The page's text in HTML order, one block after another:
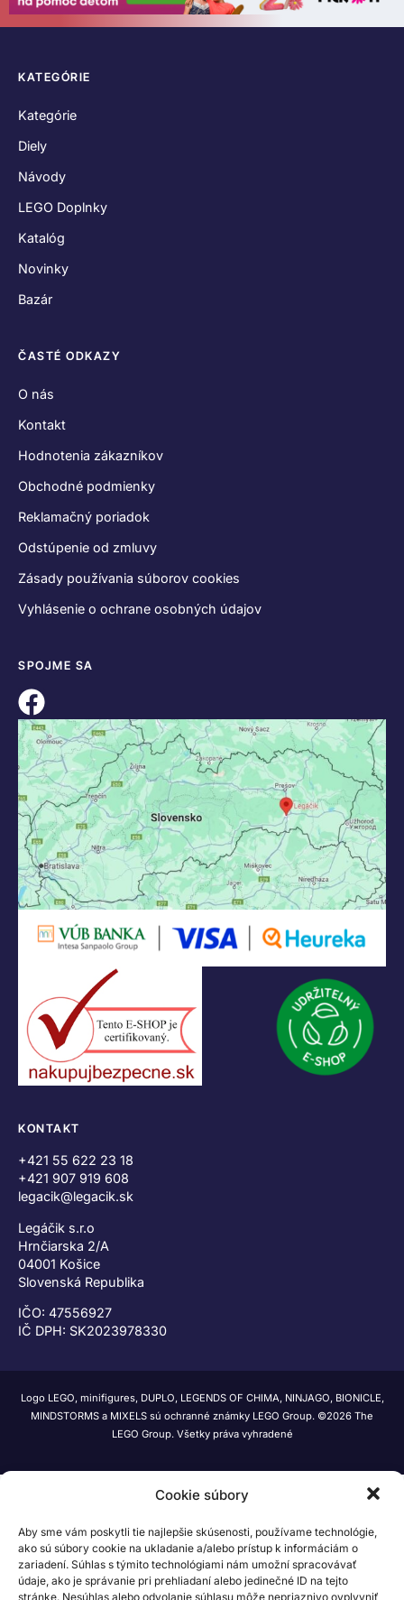
Cookie súbory
Aby sme vám poskytli tie najlepšie skúsenosti, používame technológie,
ako sú súbory cookie na ukladanie a/alebo prístup k informáciám o
zariadení. Súhlas s týmito technológiami nám umožní spracovávať
údaje, ako je správanie pri prehliadaní alebo jedinečné ID na tejto
stránke. Nesúhlas alebo odvolanie súhlasu môže nepriaznivo ovplyvniť
KATEGÓRIE
Kategórie
Diely
Návody
LEGO Doplnky
Katalóg
Novinky
Bazár
ČASTÉ ODKAZY
O nás
Kontakt
Hodnotenia zákazníkov
Obchodné podmienky
Reklamačný poriadok
Odstúpenie od zmluvy
Zásady používania súborov cookies
Vyhlásenie o ochrane osobných údajov
SPOJME SA
KONTAKT
+421 55 622 23 18
+421 907 919 608
legacik@legacik.sk
Legáčik s.r.o
Hrnčiarska 2/A
04001 Košice
Slovenská Republika
IČO: 47556927
IČ DPH: SK2023978330
Logo LEGO, minifigures, DUPLO, LEGENDS OF CHIMA, NINJAGO, BIONICLE,
MINDSTORMS a MIXELS sú ochranné známky LEGO Group. ©2026 The
LEGO Group. Všetky práva vyhradené